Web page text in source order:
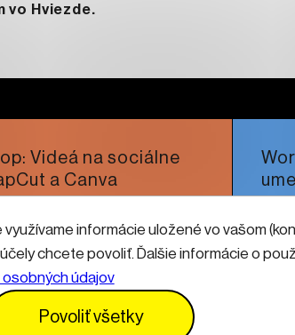
informácie uložené vo vašom
chcete povoliť. Ďalšie informácie o
údajov
Povoliť všetky
vo Hviezde.
Videá na sociálne
a Canva
Čítať viac
Vyhlásenie o prístupnosti